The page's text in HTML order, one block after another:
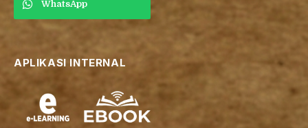
WhatsApp
APLIKASI INTERNAL